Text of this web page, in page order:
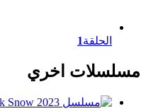
الحلقة1
مسلسلات اخري